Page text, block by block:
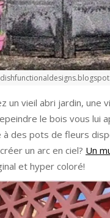
un vieil abri jardin, une
le bois vous lui
à des pots de fleurs
un arc en ciel? Un
et hyper coloré!